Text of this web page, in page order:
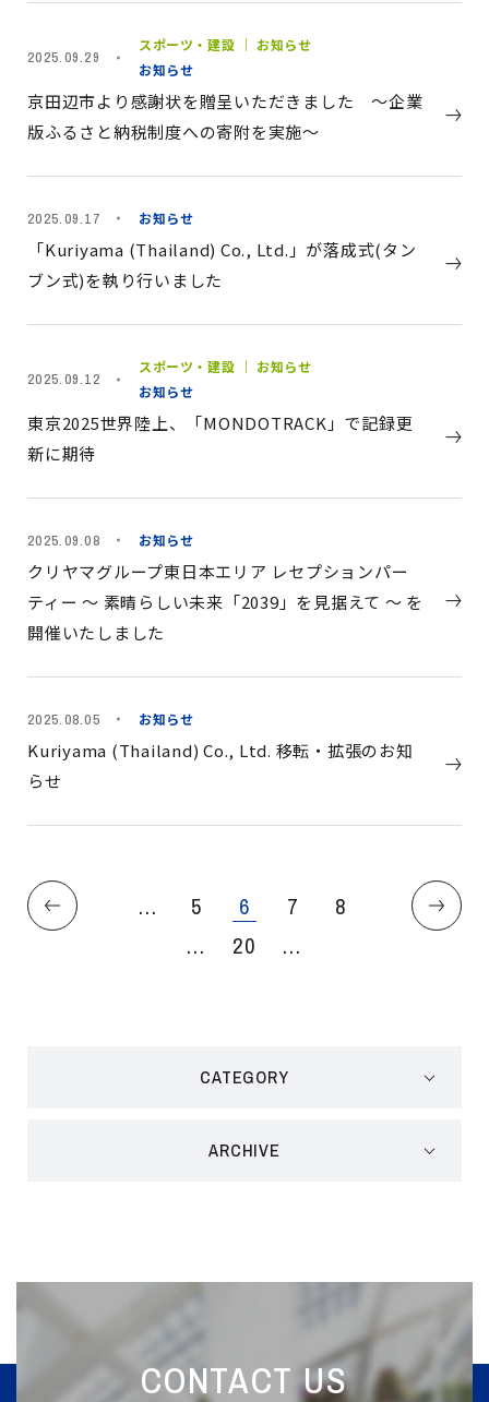
2025.09.29
スポーツ・建設 ｜ お知らせ
お知らせ
京田辺市より感謝状を贈呈いただきました ～企業
版ふるさと納税制度への寄附を実施～
2025.09.17 お知らせ
「Kuriyama (Thailand) Co., Ltd.」が落成式(タン
ブン式)を執り行いました
2025.09.12
スポーツ・建設 ｜ お知らせ
お知らせ
東京2025世界陸上、「MONDOTRACK」で記録更
新に期待
2025.09.08 お知らせ
クリヤマグループ東日本エリア レセプションパー
ティー ～ 素晴らしい未来「2039」を見据えて ～ を
開催いたしました
2025.08.05 お知らせ
Kuriyama (Thailand) Co., Ltd. 移転・拡張のお知
らせ
... 5 6 7
8
...
20 ...
CATEGORY
ARCHIVE
CONTACT US